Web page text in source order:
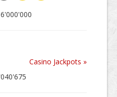
Casino Jackpots »